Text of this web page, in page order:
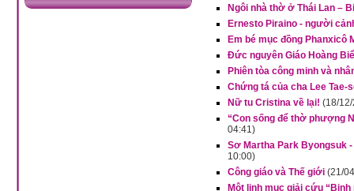
Ngôi nhà thờ ở Thái Lan –
Ernesto Piraino - người
Em bé mục đồng
Đức nguyên Giáo Hoàng
Phiên tòa công minh và
Chứng tá của cha Lee Tae-
Nữ tu Cristina về lại! (18/
“Con sống để thờ phượng
04:41)
Sơ Martha Park Byongsuk
10:00)
Công giáo và Thế giới (21/
Một linh mục giải cứu “Binh